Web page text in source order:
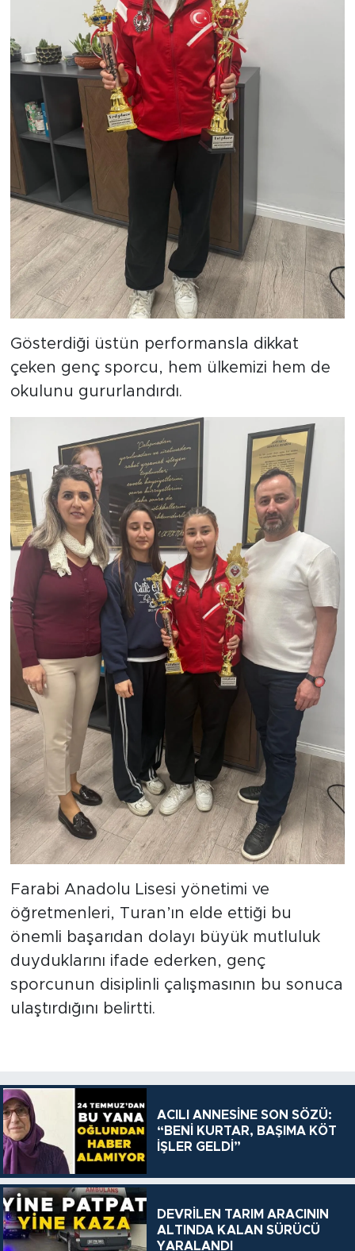
Gösterdiği üstün performansla dikkat
çeken genç sporcu, hem ülkemizi hem de
okulunu gururlandırdı.
Farabi Anadolu Lisesi yönetimi ve
öğretmenleri, Turan’ın elde ettiği bu
önemli başarıdan dolayı büyük mutluluk
duyduklarını ifade ederken, genç
sporcunun disiplinli çalışmasının bu sonuca
ulaştırdığını belirtti.
ACILI ANNESİNE SON SÖZÜ:
“BENİ KURTAR, BAŞIMA KÖT
İŞLER GELDİ”
DEVRİLEN TARIM ARACININ
ALTINDA KALAN SÜRÜCÜ
YARALANDI